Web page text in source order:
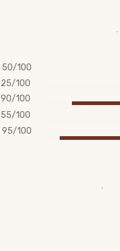
50/100
25/100
90/100
55/100
95/100